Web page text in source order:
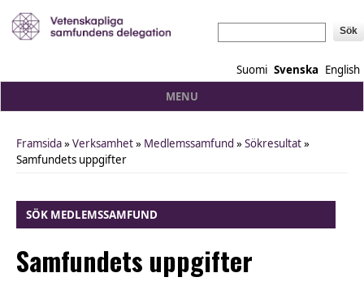
Suomi Svenska English
MENU
You are here
Framsida»Verksamhet» Medlemssamfund »Sökresultat»
Samfundets uppgifter
SÖK MEDLEMSSAMFUND
Samfundets uppgifter